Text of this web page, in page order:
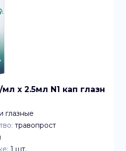
x 2.5мл N1 кап глазн
глазные
травопрост
1 шт.